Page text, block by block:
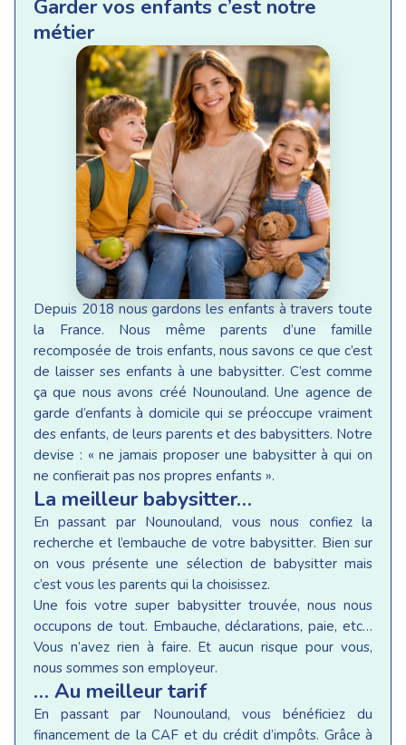
Garder vos enfants c’est notre
métier
Depuis 2018 nous gardons les enfants à travers toute
la France. Nous même parents d’une famille
recomposée de trois enfants, nous savons ce que c’est
de laisser ses enfants à une babysitter. C’est comme
ça que nous avons créé Nounouland. Une agence de
garde d’enfants à domicile qui se préoccupe vraiment
des enfants, de leurs parents et des babysitters. Notre
devise : « ne jamais proposer une babysitter à qui on
ne confierait pas nos propres enfants ».
La meilleur babysitter…
En passant par Nounouland, vous nous confiez la
recherche et l’embauche de votre babysitter. Bien sur
on vous présente une sélection de babysitter mais
c’est vous les parents qui la choisissez.
Une fois votre super babysitter trouvée, nous nous
occupons de tout. Embauche, déclarations, paie, etc…
Vous n’avez rien à faire. Et aucun risque pour vous,
nous sommes son employeur.
… Au meilleur tarif
En passant par Nounouland, vous bénéficiez du
financement de la CAF et du crédit d’impôts. Grâce à